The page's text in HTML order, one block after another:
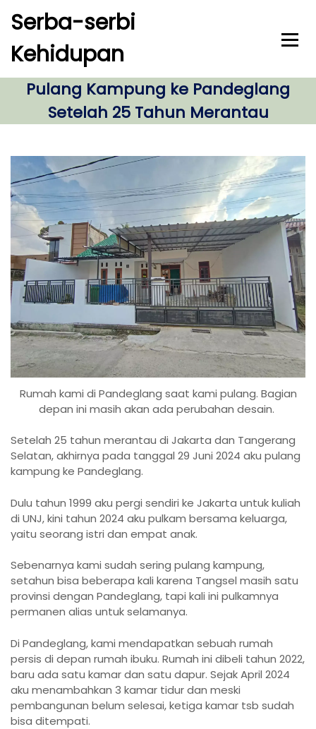
Serba-serbi
Kehidupan
Pulang Kampung ke Pandeglang
Setelah 25 Tahun Merantau
Rumah kami di Pandeglang saat kami pulang. Bagian
depan ini masih akan ada perubahan desain.
Setelah 25 tahun merantau di Jakarta dan Tangerang
Selatan, akhirnya pada tanggal 29 Juni 2024 aku pulang
kampung ke Pandeglang.
Dulu tahun 1999 aku pergi sendiri ke Jakarta untuk kuliah
di UNJ, kini tahun 2024 aku pulkam bersama keluarga,
yaitu seorang istri dan empat anak.
Sebenarnya kami sudah sering pulang kampung,
setahun bisa beberapa kali karena Tangsel masih satu
provinsi dengan Pandeglang, tapi kali ini pulkamnya
permanen alias untuk selamanya.
Di Pandeglang, kami mendapatkan sebuah rumah
persis di depan rumah ibuku. Rumah ini dibeli tahun 2022,
baru ada satu kamar dan satu dapur. Sejak April 2024
aku menambahkan 3 kamar tidur dan meski
pembangunan belum selesai, ketiga kamar tsb sudah
bisa ditempati.